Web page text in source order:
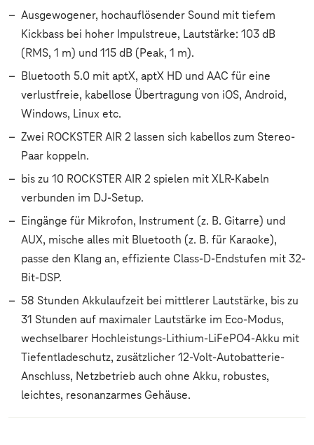
Ausgewogener, hochauflösender Sound mit tiefem
Kickbass bei hoher Impulstreue, Lautstärke: 103 dB
(RMS, 1 m) und 115 dB (Peak, 1 m).
Bluetooth 5.0 mit aptX, aptX HD und AAC für eine
verlustfreie, kabellose Übertragung von iOS, Android,
Windows, Linux etc.
Zwei ROCKSTER AIR 2 lassen sich kabellos zum Stereo-
Paar koppeln.
bis zu 10 ROCKSTER AIR 2 spielen mit XLR-Kabeln
verbunden im DJ-Setup.
Eingänge für Mikrofon, Instrument (z. B. Gitarre) und
AUX, mische alles mit Bluetooth (z. B. für Karaoke),
passe den Klang an, effiziente Class-D-Endstufen mit 32-
Bit-DSP.
58 Stunden Akkulaufzeit bei mittlerer Lautstärke, bis zu
31 Stunden auf maximaler Lautstärke im Eco-Modus,
wechselbarer Hochleistungs-Lithium-LiFePO4-Akku mit
Tiefentladeschutz, zusätzlicher 12-Volt-Autobatterie-
Anschluss, Netzbetrieb auch ohne Akku, robustes,
leichtes, resonanzarmes Gehäuse.